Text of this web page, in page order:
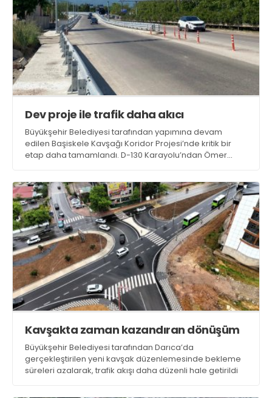
Dev proje ile trafik daha akıcı
Büyükşehir Belediyesi tarafından yapımına devam
edilen Başiskele Kavşağı Koridor Projesi’nde kritik bir
etap daha tamamlandı. D-130 Karayolu’ndan Ömer
Gölcük-İzmit arasındaki trafik daha akıcı hale geldi
Kavşakta zaman kazandıran dönüşüm
Büyükşehir Belediyesi tarafından Darıca’da
gerçekleştirilen yeni kavşak düzenlemesinde bekleme
süreleri azalarak, trafik akışı daha düzenli hale getirildi